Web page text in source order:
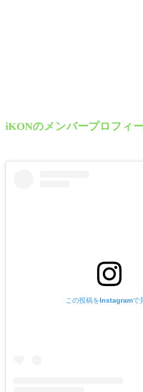
iKONのメンバープロフィ
この投稿をInstagramで